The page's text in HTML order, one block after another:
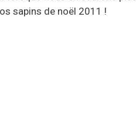
sapins de noël 2011 !